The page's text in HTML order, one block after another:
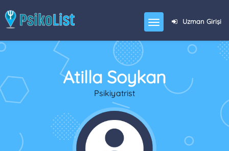
Uzman Girişi
Atilla Soykan
Psikiyatrist